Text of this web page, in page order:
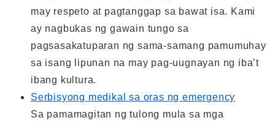
may respeto at pagtanggap sa bawat isa. Kami
ay nagbukas ng gawain tungo sa
pagsasakatuparan ng sama-samang pamumuhay
sa isang lipunan na may pag-uugnayan ng iba’t
ibang kultura.
Serbisyong medikal sa oras ng emergency
Sa pamamagitan ng tulong mula sa mga